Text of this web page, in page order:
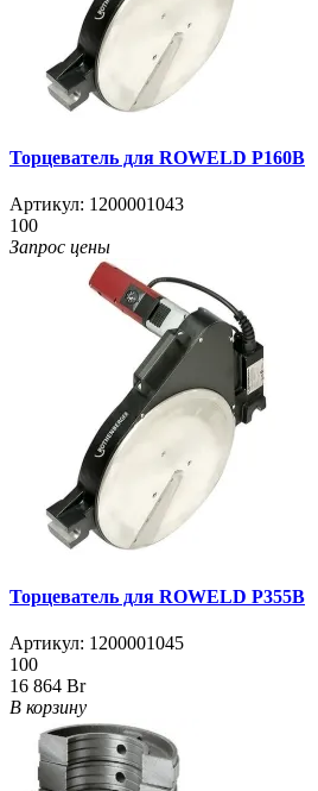
Торцеватель для ROWELD Р160В
Артикул: 1200001043
100
Запрос цены
Торцеватель для ROWELD Р355В
Артикул: 1200001045
100
16 864 Br
В корзину